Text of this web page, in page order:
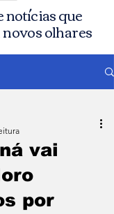
notícias que
olhares
vai
por